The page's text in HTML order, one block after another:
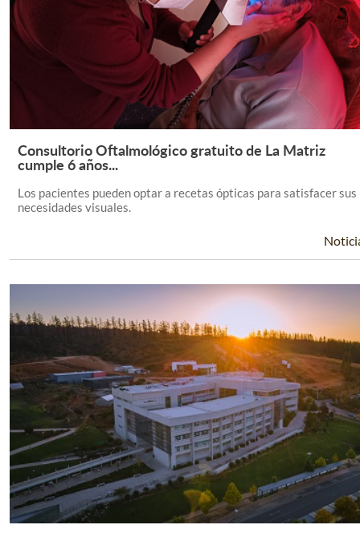
Leer Más +
Consultorio Oftalmológico gratuito de La Matriz
cumple 6 años...
Los pacientes pueden optar a recetas ópticas para satisfacer sus
necesidades visuales.